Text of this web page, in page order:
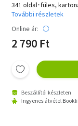
341 oldal･füles,
További részletek
Online ár:
2 790 Ft
Beszállítói készleten
Ingyenes átvétel